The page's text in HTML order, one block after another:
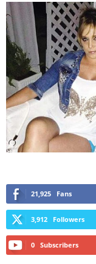
21,925 Fans
3,912 Followers
0 Subscribers